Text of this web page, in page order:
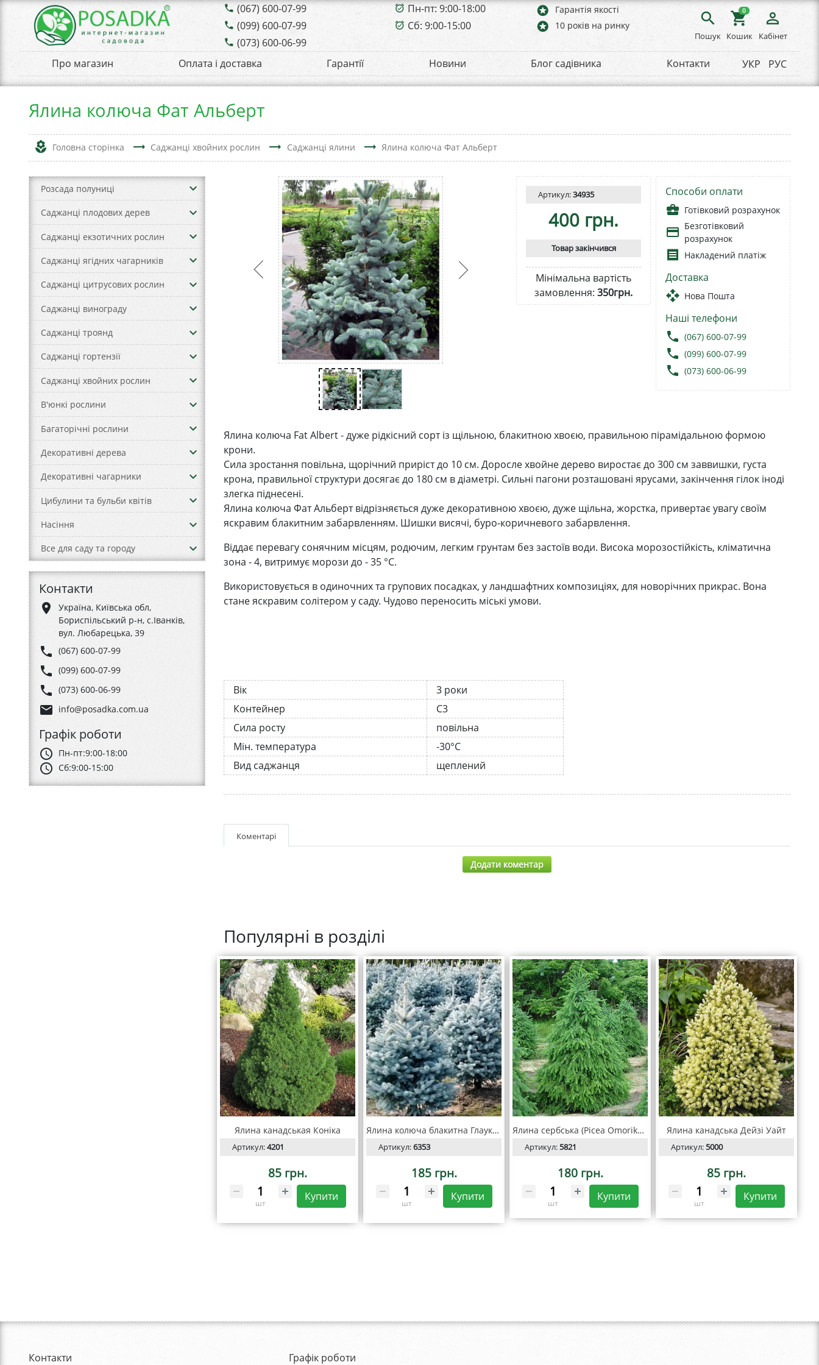
phone (067) 600-07-99
phone (099) 600-07-99
phone (073) 600-06-99
alarm_on Пн-пт: 9:00-18:00
alarm_on Сб: 9:00-15:00
stars Гарантія якості
stars 10 років на ринку search
Пошук
shopping_cart
0
Кошик
person_outline
Кабінет
Про магазин Оплата і доставка Гарантії Новини Блог садівника Контакти УКР РУС
Ялина колюча Фат Альберт
local_florist Головна сторінка trending_flat Саджанці хвойних рослин trending_flat Саджанці ялини trending_flat Ялина колюча Фат Альберт
Розсада полуниці keyboard_arrow_down
Саджанці плодових дерев keyboard_arrow_down
Саджанці екзотичних рослин keyboard_arrow_down
Саджанці ягідних чагарників keyboard_arrow_down
Саджанці цитрусових рослин keyboard_arrow_down
Саджанці винограду keyboard_arrow_down
Саджанці троянд keyboard_arrow_down
Саджанці гортензії keyboard_arrow_down
Саджанці хвойних рослин keyboard_arrow_down
В'юнкі рослини keyboard_arrow_down
Багаторічні рослини keyboard_arrow_down
Декоративні дерева keyboard_arrow_down
Декоративні чагарники keyboard_arrow_down
Цибулини та бульби квітів keyboard_arrow_down
Насіння keyboard_arrow_down
Все для саду та городу keyboard_arrow_down
Контакти
place
Україна, Київська обл,
Бориспільський р-н, с.Іванків,
вул. Любарецька, 39
phone (067) 600-07-99
phone (099) 600-07-99
phone (073) 600-06-99
email info@posadka.com.ua
Графік роботи
schedule Пн-пт:9:00-18:00
schedule Сб:9:00-15:00
Артикул:34935
400 грн.
Товар закінчився
Мінімальна вартість
замовлення: 350грн.
Способи оплати
business_center Готівковий розрахунок
payment Безготівковий
розрахунок
receipt Накладений платіж
Доставка
open_with Нова Пошта
Наші телефони
local_phone (067) 600-07-99
local_phone (099) 600-07-99
local_phone (073) 600-06-99
Ялина колюча Fat Albert - дуже рідкісний сорт із щільною, блакитною хвоєю, правильною пірамідальною формою
крони.
Сила зростання повільна, щорічний приріст до 10 см. Доросле хвойне дерево виростає до 300 см заввишки, густа
крона, правильної структури досягає до 180 см в діаметрі. Сильні пагони розташовані ярусами, закінчення гілок іноді
злегка піднесені.
Ялина колюча Фат Альберт відрізняється дуже декоративною хвоєю, дуже щільна, жорстка, привертає увагу своїм
яскравим блакитним забарвленням. Шишки висячі, буро-коричневого забарвлення.
Віддає перевагу сонячним місцям, родючим, легким грунтам без застоїв води. Висока морозостійкість, кліматична
зона - 4, витримує морози до - 35 °С.
Використовується в одиночних та групових посадках, у ландшафтних композиціях, для новорічних прикрас. Вона
стане яскравим солітером у саду. Чудово переносить міські умови.
Вік
3 роки
Контейнер
С3
Сила росту
повільна
Мін. температура
-30°C
Вид саджанця
щеплений
Коментарі
Додати коментар
Популярні в розділі
Ялина канадськая Коніка
Артикул:4201
85 грн.
шт
Купити
Ялина колюча блакитна Глаука Маджестик Блю
Артикул:6353
185 грн.
шт
Купити
Ялина сербська (Picea Omorika) C3
Артикул:5821
180 грн.
шт
Купити
Ялина канадська Дейзі Уайт
Артикул:5000
85 грн.
шт
Купити
Контакти Графік роботи